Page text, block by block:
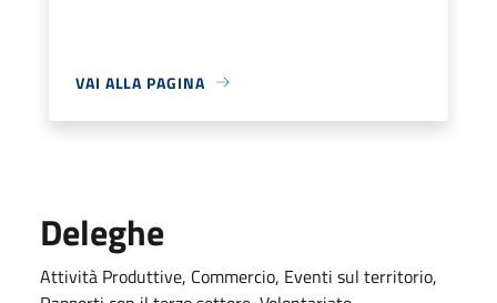
VAI ALLA PAGINA
Deleghe
Attività Produttive, Commercio, Eventi sul territorio,